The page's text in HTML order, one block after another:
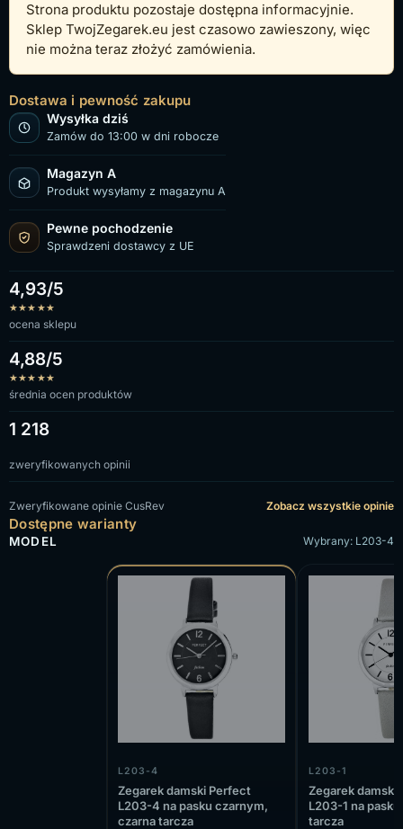
Strona produktu pozostaje dostępna informacyjnie.
Sklep TwojZegarek.eu jest czasowo zawieszony, więc
nie można teraz złożyć zamówienia.
Dostawa i pewność zakupu
Wysyłka dziś
Zamów do 13:00 w dni robocze
Magazyn A
Produkt wysyłamy z magazynu A
Pewne pochodzenie
Sprawdzeni dostawcy z UE
4,93/5
★★★ ★★
ocena sklepu
4,88/5
★★★ ★★
średnia ocen produktów
1 218
zweryfikowanych opinii
Zweryfikowane opinie CusRev Zobacz wszystkie opinie
Dostępne warianty
MODEL Wybrany: L203-4
L203-4
Zegarek damski Perfect
L203-4 na pasku czarnym,
czarna tarcza
L203-1
Zegarek damski
L203-1 na pasku
tarcza